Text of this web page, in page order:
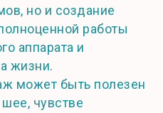
но и создание
работы
аппарата и
жизни.
может быть полезен
чувстве